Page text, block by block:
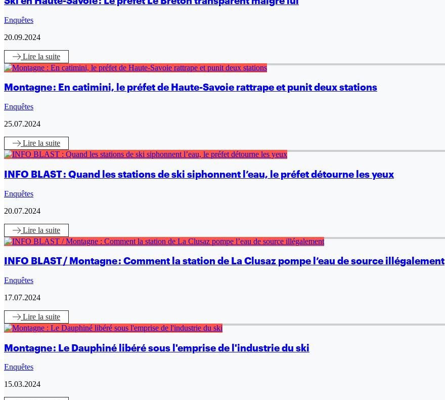
Enquêtes
20.09.2024
Lire la suite
Montagne : En catimini, le préfet de Haute-Savoie rattrape et punit deux stations
Enquêtes
25.07.2024
Lire la suite
INFO BLAST : Quand les stations de ski siphonnent l’eau, le préfet détourne les yeux
Enquêtes
20.07.2024
Lire la suite
INFO BLAST / Montagne : Comment la station de La Clusaz pompe l’eau de source illégalement
Enquêtes
17.07.2024
Lire la suite
Montagne : Le Dauphiné libéré sous l'emprise de l'industrie du ski
Enquêtes
15.03.2024